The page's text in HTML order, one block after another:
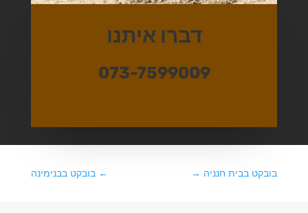
דברו איתנו
073-7599009
←בובקט בבנימינה בובקט בבית חנניה →